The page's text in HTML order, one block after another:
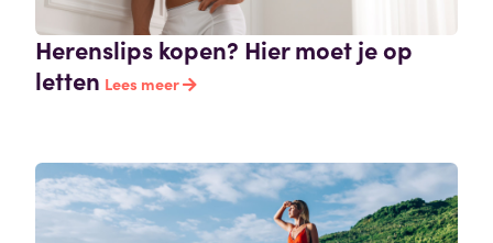
Herenslips kopen? Hier moet je op
letten Lees meer